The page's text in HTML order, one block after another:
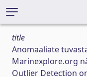
title
Anomaaliate
Marinexplore.org
Outlier Detection